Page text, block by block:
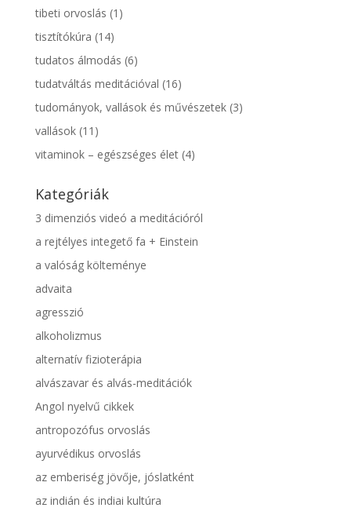
tibeti orvoslás (1)
tisztítókúra (14)
tudatos álmodás (6)
tudatváltás meditációval (16)
tudományok, vallások és művészetek(3)
vallások(11)
vitaminok – egészséges élet(4)
Kategóriák
3 dimenziós videó a meditációról
a rejtélyes integető fa + Einstein
a valóság költeménye
advaita
agresszió
alkoholizmus
alternatív fizioterápia
alvászavar és alvás-meditációk
Angol nyelvű cikkek
antropozófus orvoslás
ayurvédikus orvoslás
az emberiség jövője, jóslatként
az indián és indiai kultúra